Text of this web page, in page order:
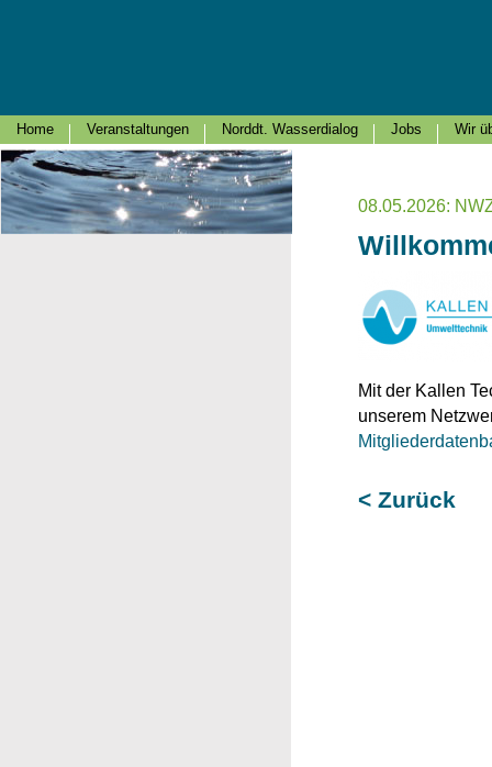
Home Veranstaltungen Norddt. Wasserdialog Jobs Wir
08.05.2026:
Mit der Kallen
unserem
< Zurück